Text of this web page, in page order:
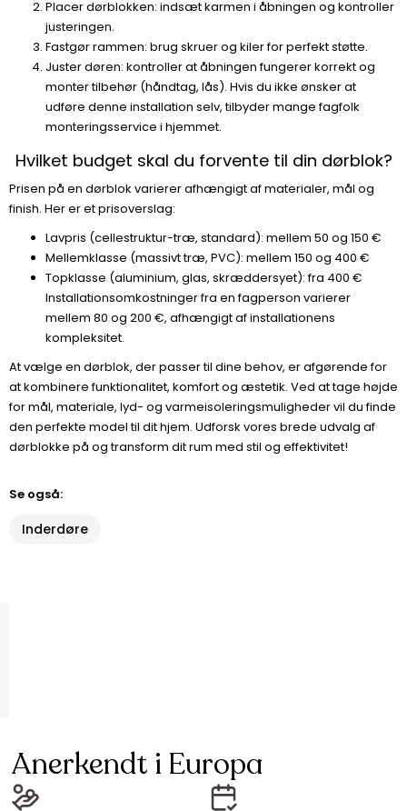
Placer dørblokken: indsæt karmen i åbningen og kontroller
justeringen.
Fastgør rammen: brug skruer og kiler for perfekt støtte.
Juster døren: kontroller at åbningen fungerer korrekt og
monter tilbehør (håndtag, lås). Hvis du ikke ønsker at
udføre denne installation selv, tilbyder mange fagfolk
monteringsservice i hjemmet.
Hvilket budget skal du forvente til din dørblok?
Prisen på en dørblok varierer afhængigt af materialer, mål og
finish. Her er et prisoverslag:
Lavpris (cellestruktur-træ, standard): mellem 50 og 150 €
Mellemklasse (massivt træ, PVC): mellem 150 og 400 €
Topklasse (aluminium, glas, skræddersyet): fra 400 €
Installationsomkostninger fra en fagperson varierer
mellem 80 og 200 €, afhængigt af installationens
kompleksitet.
At vælge en dørblok, der passer til dine behov, er afgørende for
at kombinere funktionalitet, komfort og æstetik. Ved at tage højde
for mål, materiale, lyd- og varmeisoleringsmuligheder vil du finde
den perfekte model til dit hjem. Udforsk vores brede udvalg af
dørblokke på og transform dit rum med stil og effektivitet!
Se også:
Inderdøre
Anerkendt i Europa